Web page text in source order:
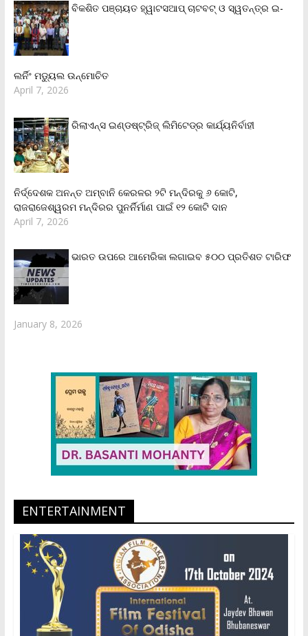
ବିକଶିତ ପଞ୍ଚାୟତ ହ୍ୱାଟସଆପ୍ ଚାଟବଟ୍ ଓ ସ୍ୱତନ୍ତ୍ର ଇ-
ଲର୍ନିଂ ମଡ୍ୟୁଲ ଉନ୍ମୋଚିତ
April 7, 2026
ରିଲାଏନ୍‌ସ ଇଣ୍ଡଷ୍ଟ୍ରିଜ୍ ଲିମିଟେଡ୍‌ର କାର୍ଯ୍ୟନିର୍ବାହୀ
ନିର୍ଦ୍ଦେଶକ ଅନନ୍ତ ଅମ୍ବାନି କେରଳର ୨ଟି ମନ୍ଦିରକୁ ୬ କୋଟି,
ରାଜରାଜେଶ୍ୱରମ ମନ୍ଦିରର ପୁନର୍ନିର୍ମାଣ ପାଇଁ ୧୨ କୋଟି ଦାନ
April 7, 2026
ଭାରତ ଉପରେ ଆମେରିକା ଲଗାଇବ ୫୦୦ ପ୍ରତିଶତ ଟାରିଫ
January 8, 2026
ENTERTAINMENT